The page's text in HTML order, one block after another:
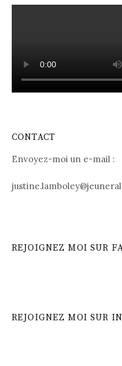
CONTACT
Envoyez-moi un e-mail :
REJOIGNEZ MOI SUR
REJOIGNEZ MOI SUR